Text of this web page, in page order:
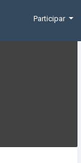
Participar